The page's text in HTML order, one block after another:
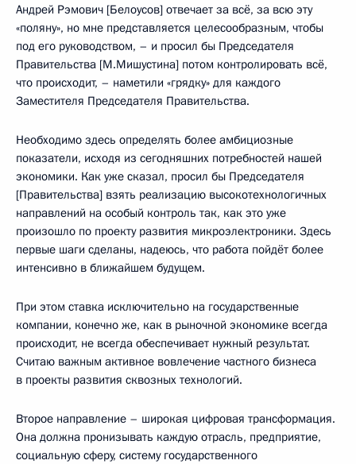
Андрей Рэмович [Белоусов] отвечает за всё, за всю эту
«поляну», но мне представляется целесообразным, чтобы
под его руководством, – и просил бы Председателя
Правительства [М.Мишустина] потом контролировать всё,
что происходит, – наметили «грядку» для каждого
Заместителя Председателя Правительства.
Необходимо здесь определять более амбициозные
показатели, исходя из сегодняшних потребностей нашей
экономики. Как уже сказал, просил бы Председателя
[Правительства] взять реализацию высокотехнологичных
направлений на особый контроль так, как это уже
произошло по проекту развития микроэлектроники. Здесь
первые шаги сделаны, надеюсь, что работа пойдёт более
интенсивно в ближайшем будущем.
При этом ставка исключительно на государственные
компании, конечно же, как в рыночной экономике всегда
происходит, не всегда обеспечивает нужный результат.
Считаю важным активное вовлечение частного бизнеса
в проекты развития сквозных технологий.
Второе направление – широкая цифровая трансформация.
Она должна пронизывать каждую отрасль, предприятие,
социальную сферу, систему государственного